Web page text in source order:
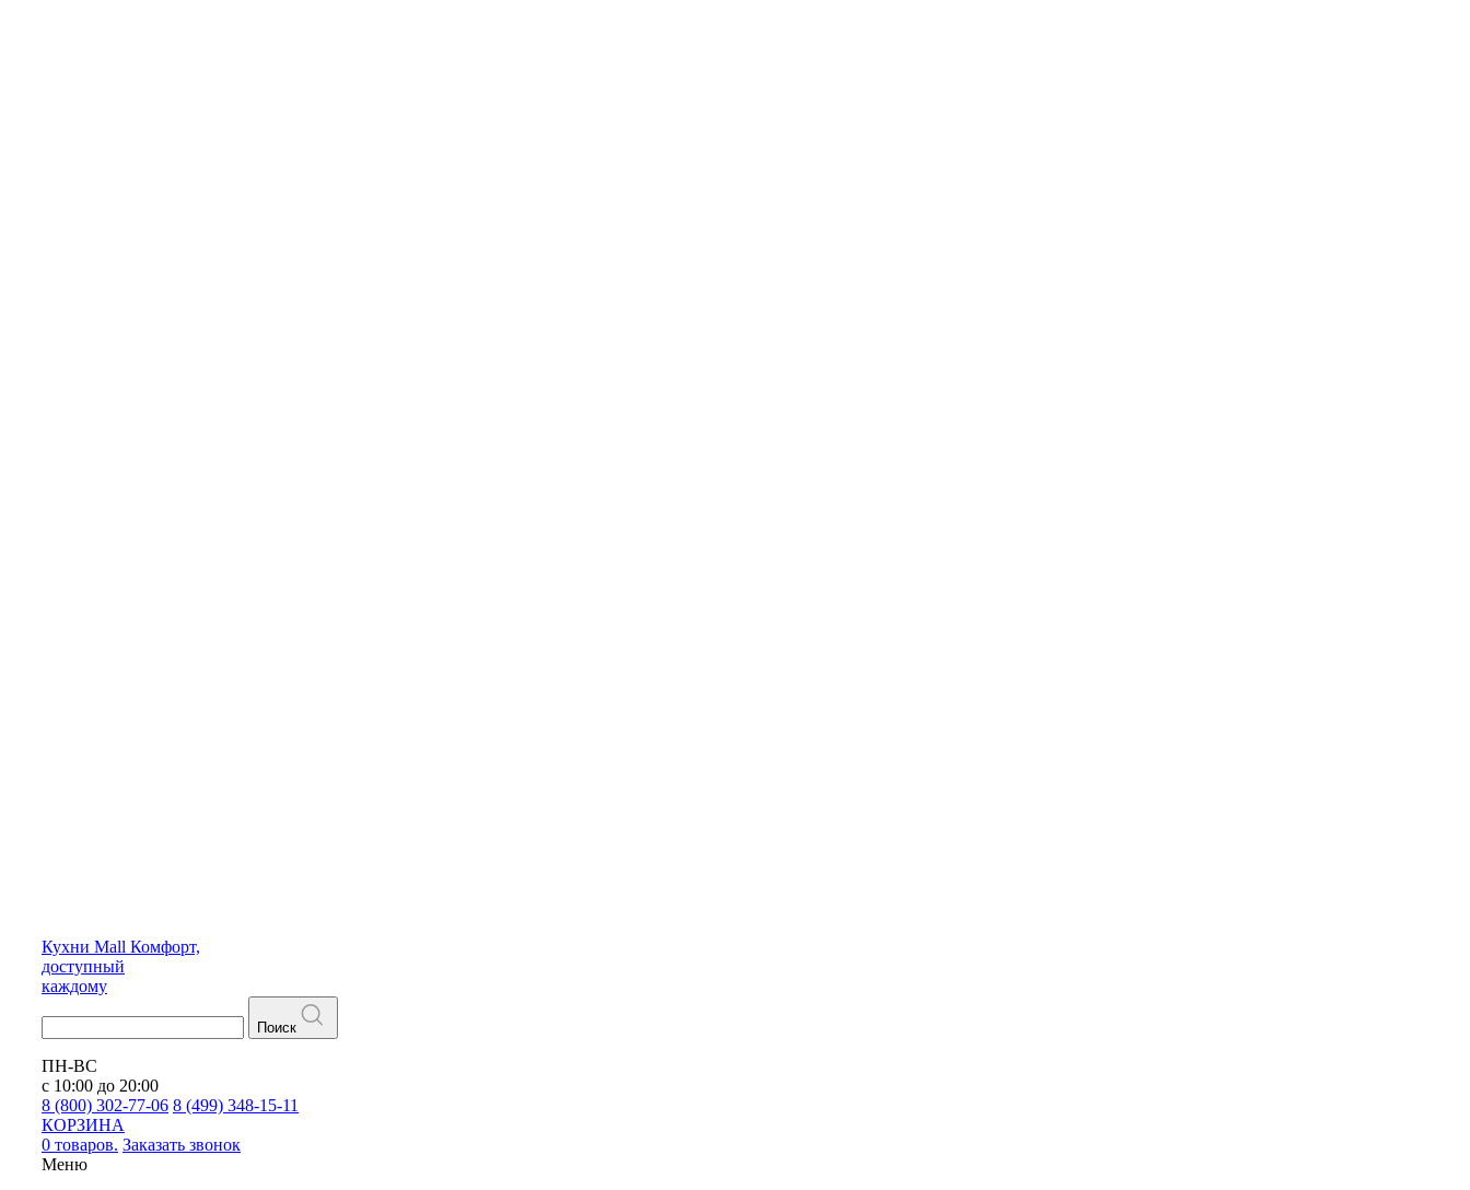
Кухни Mall Комфорт,
доступный
каждому
Поиск
ПН-ВС
с 10:00 до 20:00
8 (800) 302-77-06 8 (499) 348-15-11
КОРЗИНА
0 товаров. Заказать звонок
Меню